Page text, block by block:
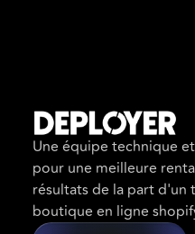
Une équipe technique
pour une meilleure
résultats de la part d'un
boutique en ligne